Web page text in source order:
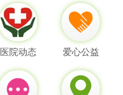
医院动态 爱心公益